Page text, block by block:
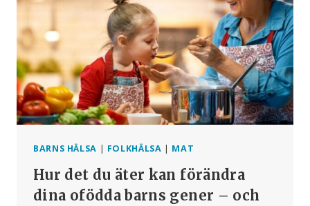
OCH
METABOLISM
BARNS HÄLSA | FOLKHÄLSA | MAT
Hur det du äter kan förändra
dina ofödda barns gener – och